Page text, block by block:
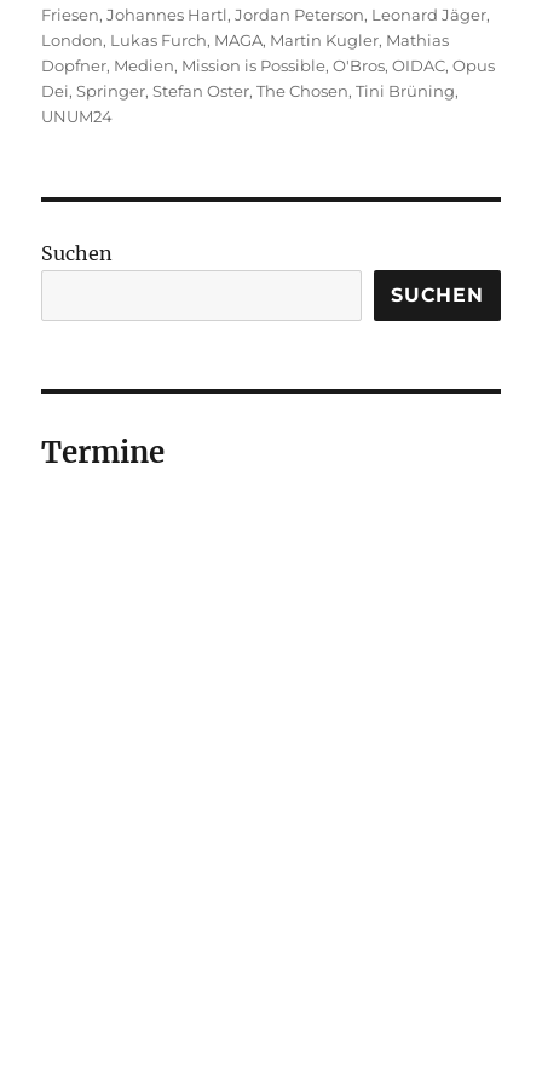
Friesen,Johannes Hartl,Jordan Peterson, Leonard Jäger,
London, Lukas Furch, MAGA, Martin Kugler, Mathias
Dopfner, Medien, Mission is Possible,O'Bros,OIDAC,Opus
Dei,Springer,Stefan Oster,The Chosen,Tini Brüning,
UNUM24
Suchen
SUCHEN
Termine